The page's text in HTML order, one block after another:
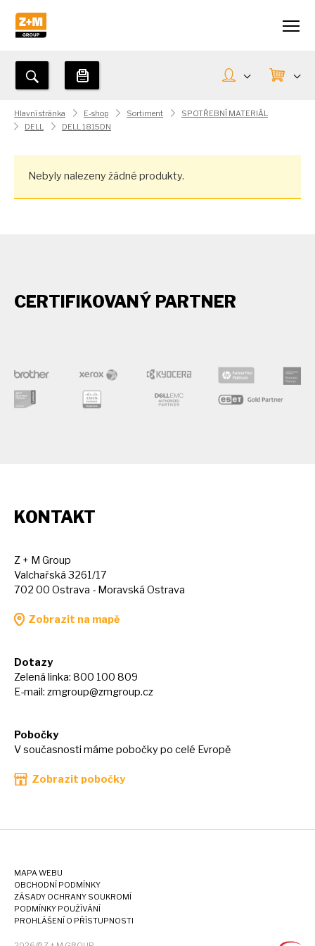
Hlavní stránka E-shop Sortiment
SPOTŘEBNÍ MATERIÁL
DELL
DELL 1815DN
Nebyly nalezeny žádné produkty.
CERTIFIKOVANÝ PARTNER
KONTAKT
Z + M Group
Valchařská 3261/17
702 00 Ostrava - Moravská Ostrava
Zobrazit na mapě
Dotazy
Zelená linka: 800 100 809
E-mail: zmgroup@zmgroup.cz
Pobočky
V současnosti máme pobočky po celé Evropě
Zobrazit pobočky
MAPA WEBU
OBCHODNÍ PODMÍNKY
ZÁSADY OCHRANY SOUKROMÍ
PODMÍNKY POUŽÍVÁNÍ
PROHLÁŠENÍ O PŘÍSTUPNOSTI